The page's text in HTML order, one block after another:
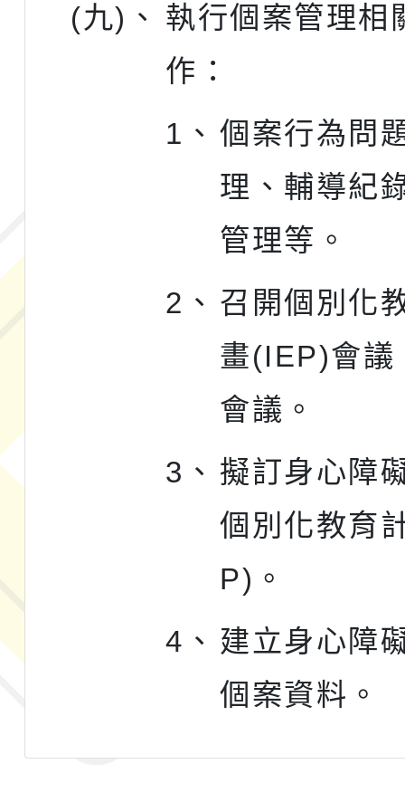
(九)、 執行個案管理相
作：
1、 個案行為問
理、輔導紀
管理等。
2、 召開個別化
畫(IEP)會議
會議。
3、 擬訂身心障
個別化教育
P)。
4、 建立身心障
個案資料。